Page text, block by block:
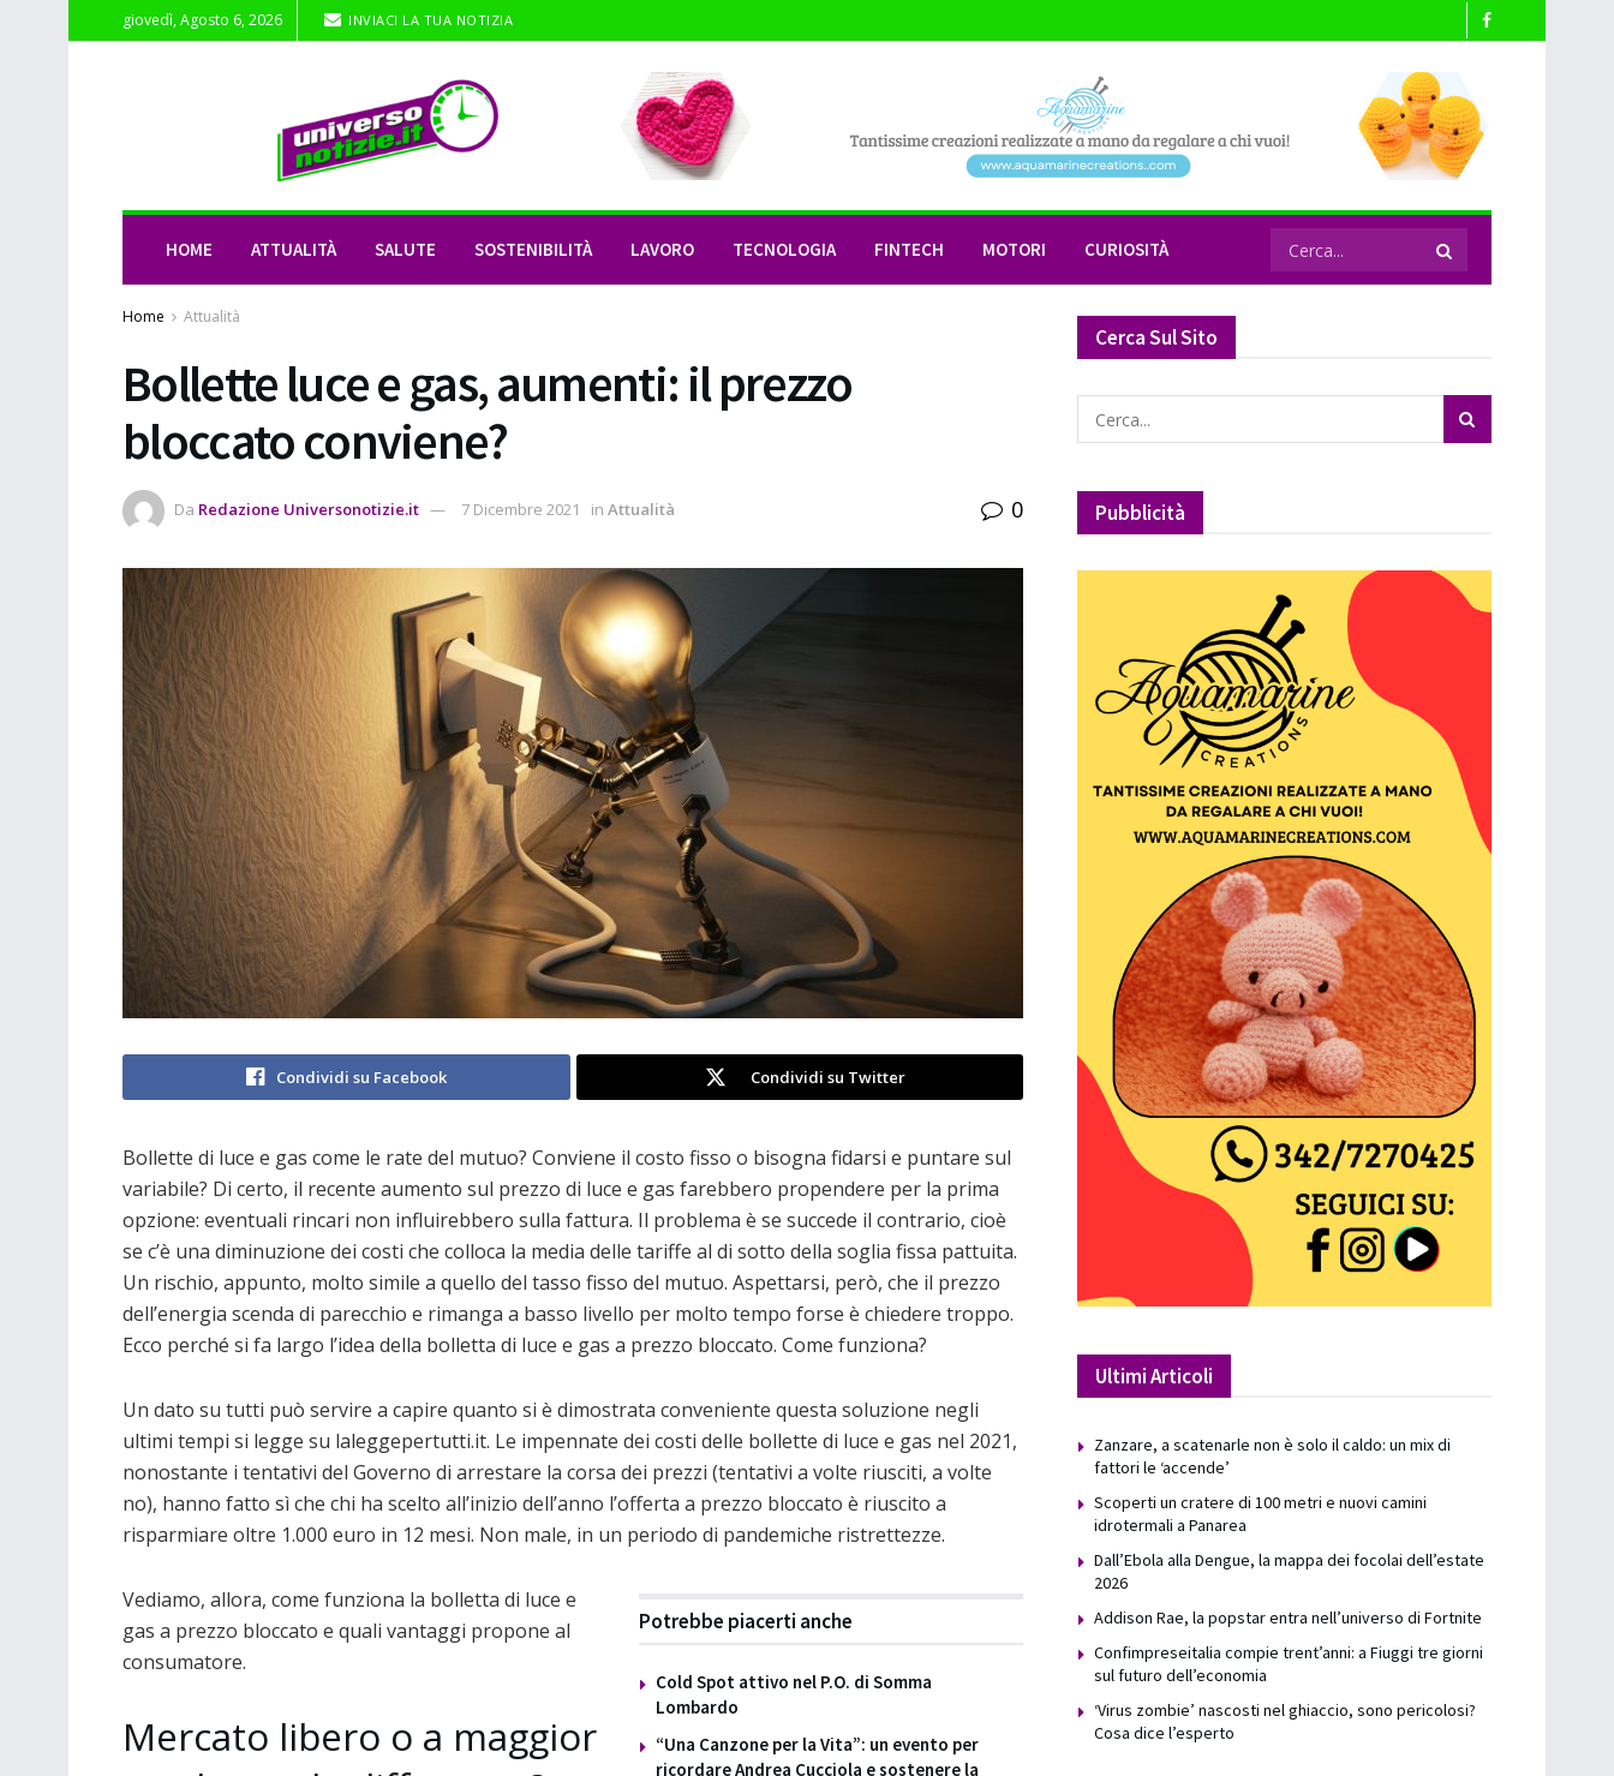
giovedì, Agosto 6, 2026 INVIACI LA TUA NOTIZIA
HOME ATTUALITÀ SALUTE SOSTENIBILITÀ LAVORO TECNOLOGIA FINTECH MOTORI CURIOSITÀ
Home Attualità
Bollette luce e gas, aumenti: il prezzo
bloccato conviene?
Da Redazione Universonotizie.it 7 Dicembre 2021 in Attualità 0
Condividi su Facebook Condividi su Twitter
Bollette di luce e gas come le rate del mutuo? Conviene il costo fisso o bisogna fidarsi e puntare sul
variabile? Di certo, il recente aumento sul prezzo di luce e gas farebbero propendere per la prima
opzione: eventuali rincari non influirebbero sulla fattura. Il problema è se succede il contrario, cioè
se c’è una diminuzione dei costi che colloca la media delle tariffe al di sotto della soglia fissa pattuita.
Un rischio, appunto, molto simile a quello del tasso fisso del mutuo. Aspettarsi, però, che il prezzo
dell’energia scenda di parecchio e rimanga a basso livello per molto tempo forse è chiedere troppo.
Ecco perché si fa largo l’idea della bolletta di luce e gas a prezzo bloccato. Come funziona?
Un dato su tutti può servire a capire quanto si è dimostrata conveniente questa soluzione negli
ultimi tempi si legge su laleggepertutti.it. Le impennate dei costi delle bollette di luce e gas nel 2021,
nonostante i tentativi del Governo di arrestare la corsa dei prezzi (tentativi a volte riusciti, a volte
no), hanno fatto sì che chi ha scelto all’inizio dell’anno l’offerta a prezzo bloccato è riuscito a
risparmiare oltre 1.000 euro in 12 mesi. Non male, in un periodo di pandemiche ristrettezze.
Potrebbe piacerti anche
Cold Spot attivo nel P.O. di Somma
Lombardo
“Una Canzone per la Vita”: un evento per
ricordare Andrea Cucciola e sostenere la
Vediamo, allora, come funziona la bolletta di luce e
gas a prezzo bloccato e quali vantaggi propone al
consumatore.
Mercato libero o a maggior
Cerca Sul Sito
Pubblicità
Ultimi Articoli
Zanzare, a scatenarle non è solo il caldo: un mix di
fattori le ‘accende’
Scoperti un cratere di 100 metri e nuovi camini
idrotermali a Panarea
Dall’Ebola alla Dengue, la mappa dei focolai dell’estate
2026
Addison Rae, la popstar entra nell’universo di Fortnite
Confimpreseitalia compie trent’anni: a Fiuggi tre giorni
sul futuro dell’economia
‘Virus zombie’ nascosti nel ghiaccio, sono pericolosi?
Cosa dice l’esperto